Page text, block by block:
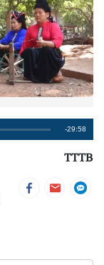
Remaining
-29:58
TTTB